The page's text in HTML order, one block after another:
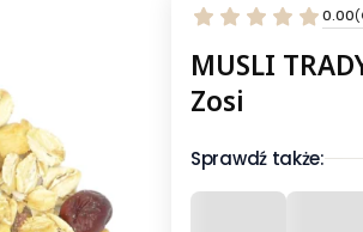
0.00
MUSLI
Zosi
Sprawdź także: